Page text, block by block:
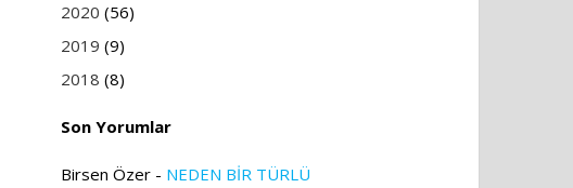
2020 (56)
2019 (9)
2018 (8)
Son Yorumlar
Birsen Özer - NEDEN BİR TÜRLÜ